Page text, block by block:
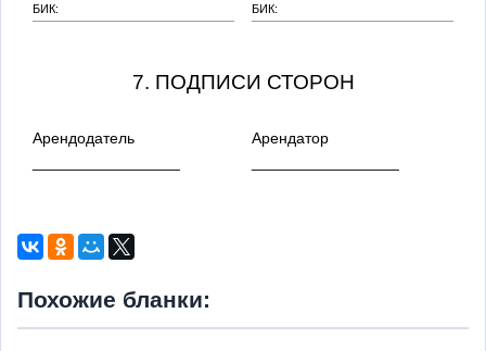
БИК:
БИК:
7. ПОДПИСИ СТОРОН
Арендодатель
Арендатор
Похожие бланки: